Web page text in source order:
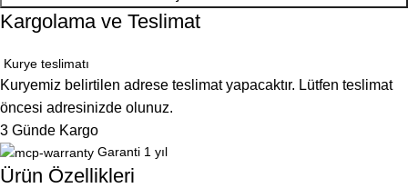
Kargolama ve Teslimat
Kurye teslimatı
Kuryemiz belirtilen adrese teslimat yapacaktır. Lütfen teslimat
öncesi adresinizde olunuz.
3 Günde Kargo
Garanti 1 yıl
Ürün Özellikleri